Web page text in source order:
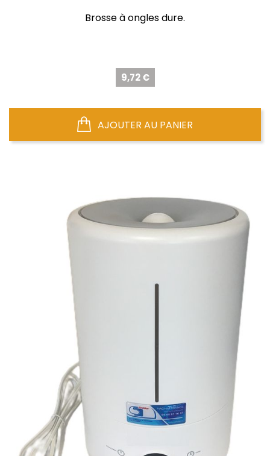
Brosse à ongles dure.
9,72 €
AJOUTER AU PANIER